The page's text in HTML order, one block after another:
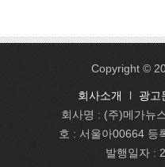
Copyright ©
회사소개 l 광고
회사명 : (주)메가뉴
호 : 서울아00664 등
발행일자 :